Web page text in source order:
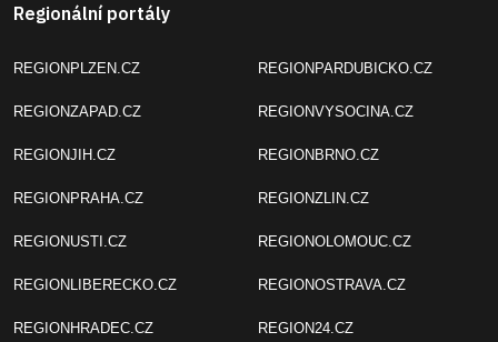
Regionální portály
REGIONPLZEN.CZ
REGIONZAPAD.CZ
REGIONJIH.CZ
REGIONPRAHA.CZ
REGIONUSTI.CZ
REGIONLIBERECKO.CZ
REGIONHRADEC.CZ
REGIONPARDUBICKO.CZ
REGIONVYSOCINA.CZ
REGIONBRNO.CZ
REGIONZLIN.CZ
REGIONOLOMOUC.CZ
REGIONOSTRAVA.CZ
REGION24.CZ